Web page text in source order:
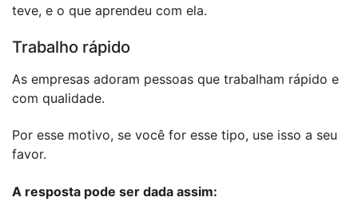
teve, e o que aprendeu com ela.
Trabalho rápido
As empresas adoram pessoas que trabalham rápido e
com qualidade.
Por esse motivo, se você for esse tipo, use isso a seu
favor.
A resposta pode ser dada assim: